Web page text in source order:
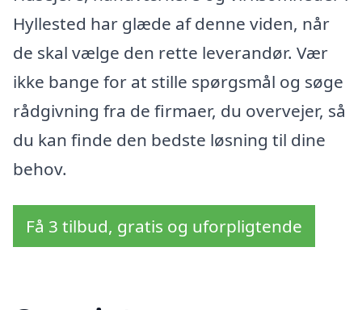
Hyllested har glæde af denne viden, når
de skal vælge den rette leverandør. Vær
ikke bange for at stille spørgsmål og søge
rådgivning fra de firmaer, du overvejer, så
du kan finde den bedste løsning til dine
behov.
Få 3 tilbud, gratis og uforpligtende